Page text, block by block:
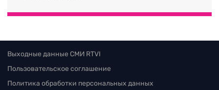
Выходные данные СМИ RTVI
Пользовательское соглашение
Политика обработки персональных данных